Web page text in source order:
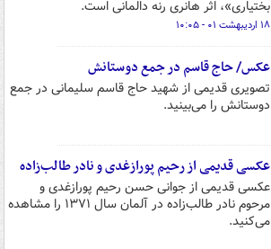
بختیاری»، اثر هانری رنه دالمانی است.
۱۸ اردیبهشت ۰۱ - ۱۰:۰۵
عکس/ حاج قاسم در جمع دوستانش
تصویری قدیمی از شهید حاج قاسم سلیمانی در جمع
دوستانش را می‌بینید.
عکسی قدیمی از رحیم پورازغدی و نادر طالب‌زاده
عکسی قدیمی از جوانی حسن رحیم پورازغدی و
مرحوم نادر طالب‌زاده در آلمان سال ۱۳۷۱ را مشاهده
می‌‎کنید.